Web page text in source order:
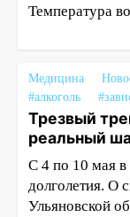
Температура
Медицина
#алкоголь
Трезвый
реальный
С 4 по 10 мая в
долголетия. О
Ульяновской